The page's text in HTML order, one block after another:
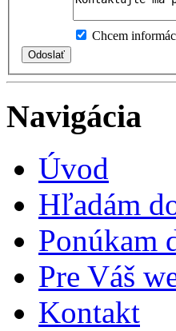
Chcem
Navigácia
Úvod
Hľadám
Ponúkam
Pre Váš
Kontakt